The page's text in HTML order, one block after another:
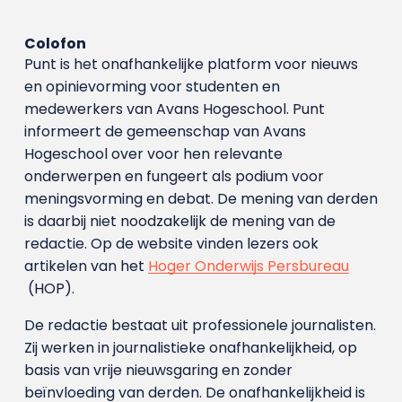
Colofon
Punt is het onafhankelijke platform voor nieuws
en opinievorming voor studenten en
medewerkers van Avans Hoge­school. Punt
informeert de gemeenschap van Avans
Hogeschool over voor hen relevante
onderwerpen en fungeert als podium voor
meningsvorming en debat. De mening van derden
is daarbij niet noodzakelijk de mening van de
redactie. Op de website vinden lezers ook
artikelen van het Hoger Onderwijs Persbureau
(HOP).
De redactie bestaat uit professionele journalisten.
Zij werken in journalistieke onafhankelijkheid, op
basis van vrije nieuwsgaring en zonder
beïnvloeding van derden. De onafhankelijkheid is